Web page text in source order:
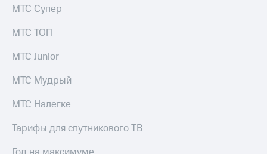
акционера
Акционерный
капитал
и
аудит
Рынок
акций
Описание
приобретения
МТС Супер
МТС ТОП
МТС Junior
МТС Мудрый
МТС Налегке
Тарифы для спутникового ТВ